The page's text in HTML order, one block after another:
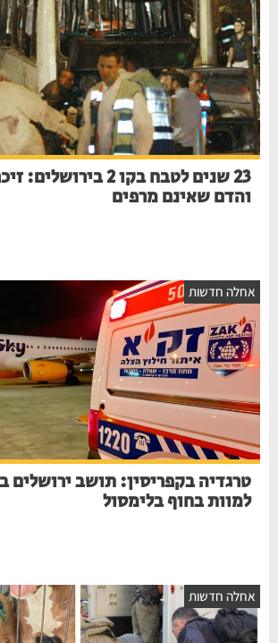
23 שנים לטבח בקו 2 בירושלים:
והדם שאינם מרפים
חדשות
למוות בחוף בלימסול
חדשות